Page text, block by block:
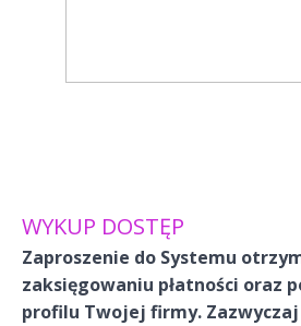
WYKUP DOSTĘP
Zaproszenie do Systemu
zaksięgowaniu płatności oraz
profilu Twojej firmy.